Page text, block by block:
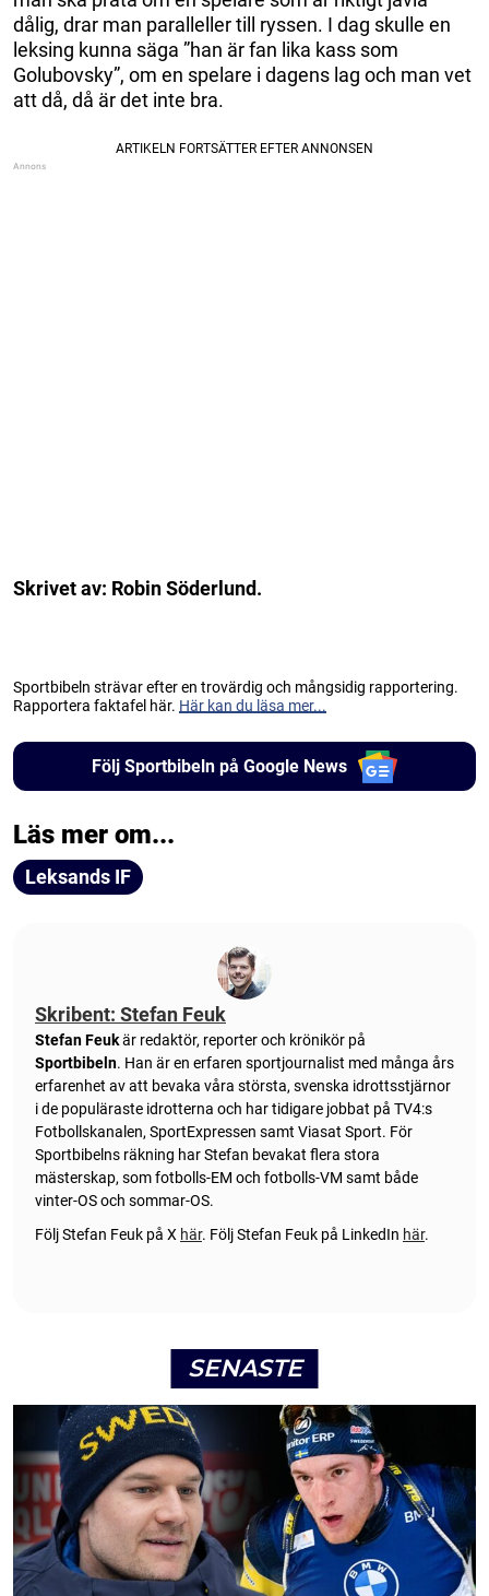
dålig, drar man paralleller till ryssen. I dag skulle en
leksing kunna säga ”han är fan lika kass som
Golubovsky”, om en spelare i dagens lag och man vet
att då, då är det inte bra.
Skrivet av: Robin Söderlund.
Sportbibeln strävar efter en trovärdig och mångsidig rapportering.
Rapportera faktafel här. Här kan du läsa mer...
Följ Sportbibeln på Google News
Läs mer om...
Leksands IF
Skribent: Stefan Feuk
Stefan Feukär redaktör, reporter och krönikör på
Sportbibeln. Han är en erfaren sportjournalist med många års
erfarenhet av att bevaka våra största, svenska idrottsstjärnor
i de populäraste idrotterna och har tidigare jobbat på TV4:s
Fotbollskanalen, SportExpressen samt Viasat Sport. För
Sportbibelns räkning har Stefan bevakat flera stora
mästerskap, som fotbolls-EM och fotbolls-VM samt både
vinter-OS och sommar-OS.
Följ Stefan Feuk på X här. Följ Stefan Feuk på LinkedIn här.
SENASTE